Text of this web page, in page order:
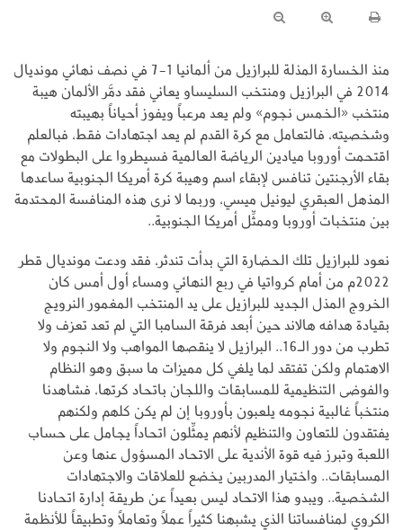
منذ الخسارة المذلة للبرازيل من ألمانيا 1-7 في نصف نهائي مونديال
2014 في البرازيل ومنتخب السليساو يعاني فقد دمَّر الألمان هيبة
منتخب «الخمس نجوم» ولم يعد مرعباً ويفوز أحياناً بهيبته
وشخصيته، فالتعامل مع كرة القدم لم يعد اجتهادات فقط، فبالعلم
اقتحمت أوروبا ميادين الرياضة العالمية فسيطروا على البطولات مع
بقاء الأرجنتين تنافس لإبقاء اسم وهيبة كرة أمريكا الجنوبية ساعدها
المذهل العبقري ليونيل ميسي، وربما لا نرى هذه المنافسة المحتدمة
بين منتخبات أوروبا وممثِّل أمريكا الجنوبية..
نعود للبرازيل تلك الحضارة التي بدأت تندثر، فقد ودعت مونديال قطر
2022م من أمام كرواتيا في ربع النهائي ومساء أول أمس كان
الخروج المذل الجديد للبرازيل على يد المنتخب المغمور النرويج
بقيادة هدافه هالاند حين أبعد فرقة السامبا التي لم تعد تعزف ولا
تطرب من دور الـ16.. البرازيل لا ينقصها المواهب ولا النجوم ولا
الاهتمام ولكن تفتقد لما يلغي كل مميزات ما سبق وهو النظام
والفوضى التنظيمية للمسابقات واللجان باتحاد كرتها، فشاهدنا
منتخباً غالبية نجومه يلعبون بأوروبا إن لم يكن كلهم ولكنهم
يفتقدون للتعاون والتنظيم لأنهم يمثِّلون اتحاداً يجامل على حساب
اللعبة وتبرز فيه قوة الأندية على الاتحاد المسؤول عنها وعن
المسابقات.. واختيار المدربين يخضع للعلاقات والاجتهادات
الشخصية.. ويبدو هذا الاتحاد ليس بعيداً عن طريقة إدارة اتحادنا
الكروي لمنافساتنا الذي يشبهنا كثيراً عملاً وتعاملاً وتطبيقاً للأنظمة